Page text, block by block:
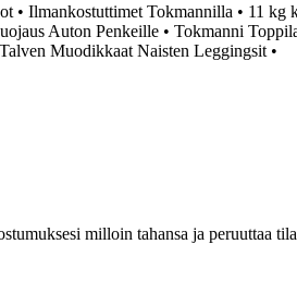
• Ilmankostuttimet Tokmannilla • 11 kg
Auton Penkeille • Tokmanni
Muodikkaat Naisten Leggingsit •
milloin tahansa ja peruuttaa